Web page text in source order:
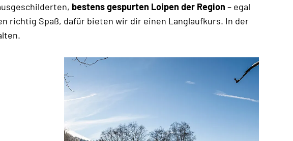
bestens gespurten Loipen der Region – egal
richtig Spaß, dafür bieten wir dir einen Langlaufkurs. In der